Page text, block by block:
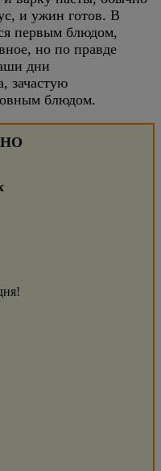
и ужин готов. В
первым блюдом,
но по правде
дни
зачастую
блюдом.